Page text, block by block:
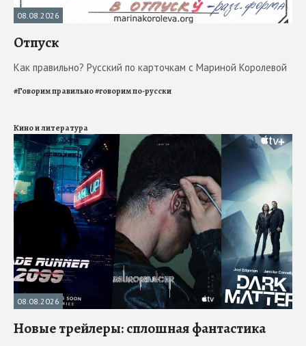
08.08.2026
Отпуск
Как правильно? Русский по карточкам с Мариной Королевой
#Говорим правильно#говорим по-русски
Кино и литература
08.08.2026
Новые трейлеры: сплошная фантастика